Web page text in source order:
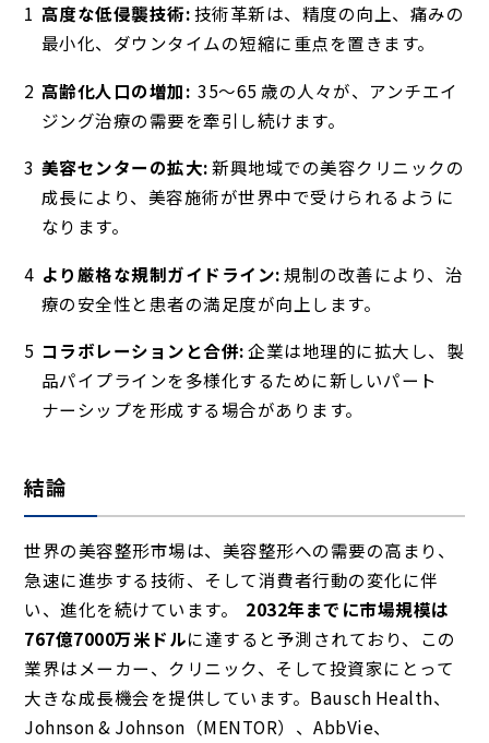
高度な低侵襲技術:技術革新は、精度の向上、痛みの
最小化、ダウンタイムの短縮に重点を置きます。
高齢化人口の増加: 35～65 歳の人々が、アンチエイ
ジング治療の需要を牽引し続けます。
美容センターの拡大:新興地域での美容クリニックの
成長により、美容施術が世界中で受けられるように
なります。
より厳格な規制ガイドライン:規制の改善により、治
療の安全性と患者の満足度が向上します。
コラボレーションと合併:企業は地理的に拡大し、製
品パイプラインを多様化するために新しいパート
ナーシップを形成する場合があります。
結論
世界の美容整形市場は、美容整形への需要の高まり、
急速に進歩する技術、そして消費者行動の変化に伴
い、進化を続けています。 2032年までに市場規模は
767億7000万米ドルに達すると予測されており、この
業界はメーカー、クリニック、そして投資家にとって
大きな成長機会を提供しています。Bausch Health、
Johnson & Johnson（MENTOR）、AbbVie、